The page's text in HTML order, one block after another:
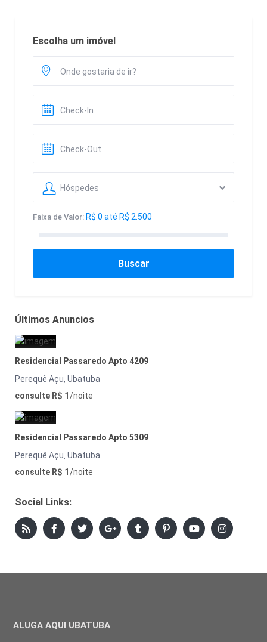
Escolha um imóvel
Hóspedes
Faixa de Valor: R$ 0 até R$ 2.500
Buscar
Últimos Anuncios
Residencial Passaredo Apto 4209
Perequê Açu, Ubatuba
consulte R$ 1 /noite
Residencial Passaredo Apto 5309
Perequê Açu, Ubatuba
consulte R$ 1 /noite
Social Links:
ALUGA AQUI UBATUBA